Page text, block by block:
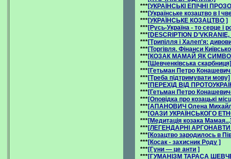
***[УКРАЇНСЬКІ ЕПІЧНІ
***[Українське козацтво в І
***[УКРАЇНСЬКЕ КОЗАЦТВО ]
***[Русь-Україна - то серце і
***[DESCRIPTION
***[Трипілля і Халеп'я:
***[Торгівля. Фінанси
***[КОЗАК МАМАЙ ЯК
***[Шевченківська скарбниця]
***[Гетьман Петро
***[Треба підтримувати мову]
***[ПЕРЕХІД ВІД
***[Гетьман Петро
***[Оповідка про козацькі
***[АПАНОВИЧ Олена
***[ОАЗИ УКРАЇНСЬКОГО
***[Медитація козака
***[ЛЕГЕНДАРНІ
***[Козацтво зародилось в
***[Косак - захисник Роду ]
***[Гуни — це анти ]
***[ГУМАНІЗМ ТАРАСА